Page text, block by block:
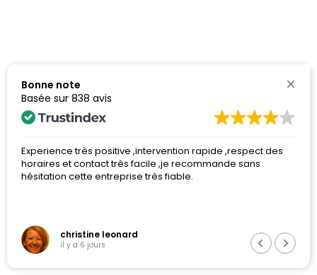
coordonnées (nom, numéro portable,
code postal, volumétrie du débarras)
06 68 59 94 66
Bonne note
Basée sur 838 avis
Experience très positive ,intervention rapide ,respect des
horaires et contact très facile ,je recommande sans
hésitation cette entreprise très fiable.
christine leonard
il y a 6 jours